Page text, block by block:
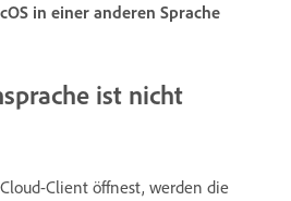
in einer anderen Sprache
ist nicht
Client öffnest, werden die